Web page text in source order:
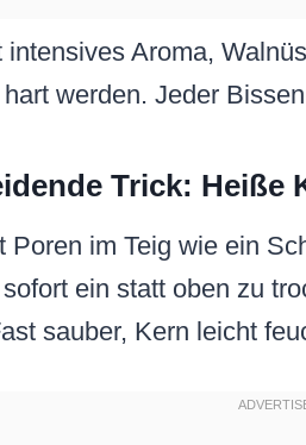
intensives Aroma,
werden. Jeder
Trick: Heiße
Poren im Teig wie ein
ein statt oben zu
sauber, Kern leicht